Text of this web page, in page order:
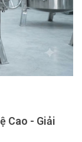
Cao - Giải